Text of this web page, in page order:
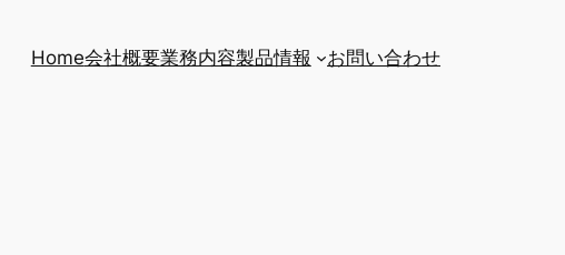
Home会社概要業務内容製品情報 お問い合わせ